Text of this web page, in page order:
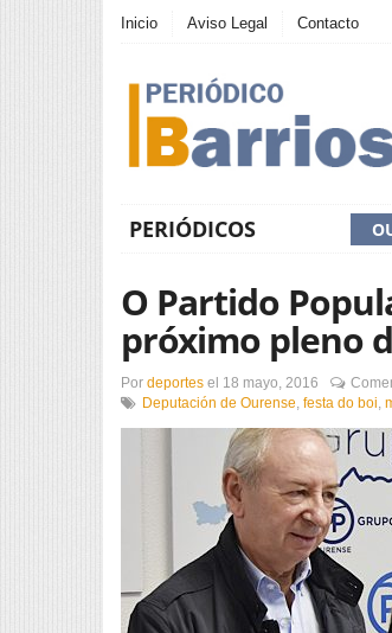
Inicio Aviso Legal Contacto
PERIÓDICOS
O Partido
próximo pleno
Por deportes el 18 mayo, 2016
Deputación de Ourense festa do boi